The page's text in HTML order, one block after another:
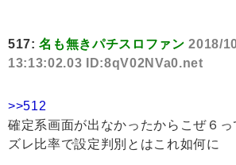
517:名も無きパチスロファン 2018/
13:13:02.03 ID:8qV02NVa0.net
>>512
確定系画面が出なかったからこぜ６
ズレ比率で設定判別とはこれ如何に